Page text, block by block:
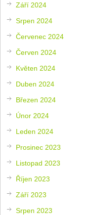
Září 2024
Srpen 2024
Červenec 2024
Červen 2024
Květen 2024
Duben 2024
Březen 2024
Únor 2024
Leden 2024
Prosinec 2023
Listopad 2023
Říjen 2023
Září 2023
Srpen 2023